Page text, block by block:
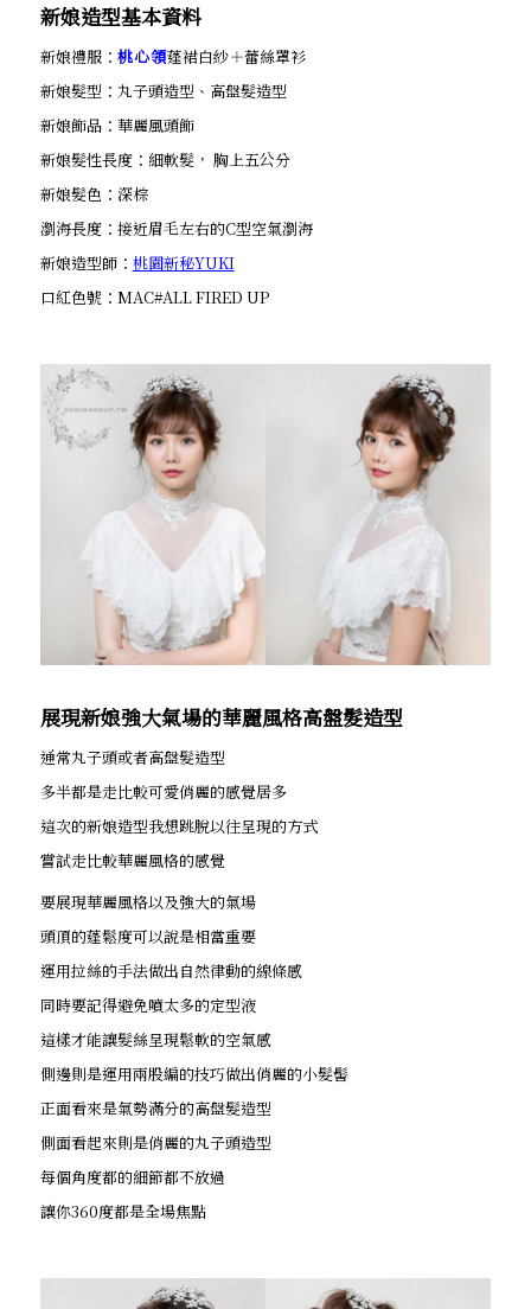
新娘造型基本資料
新娘禮服： 桃心領蓬裙白紗＋蕾絲罩衫
新娘髮型：丸子頭造型、高盤髮造型
新娘飾品：華麗風頭飾
新娘髮性長度：細軟髮， 胸上五公分
新娘髮色：深棕
瀏海長度：接近眉毛左右的C型空氣瀏海
新娘造型師： 桃園新秘YUKI
口紅色號：MAC#ALL FIRED UP
展現新娘強大氣場的華麗風格高盤髮造型
通常丸子頭或者高盤髮造型
多半都是走比較可愛俏麗的感覺居多
這次的新娘造型我想跳脫以往呈現的方式
嘗試走比較華麗風格的感覺
要展現華麗風格以及強大的氣場
頭頂的蓬鬆度可以說是相當重要
運用拉絲的手法做出自然律動的線條感
同時要記得避免噴太多的定型液
這樣才能讓髮絲呈現鬆軟的空氣感
側邊則是運用兩股編的技巧做出俏麗的小髮髻
正面看來是氣勢滿分的高盤髮造型
側面看起來則是俏麗的丸子頭造型
每個角度都的細節都不放過
讓你360度都是全場焦點